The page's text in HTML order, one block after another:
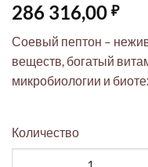
286 316,00 ₽
Соевый пептон –
веществ, богатый
микробиологии и
Количество